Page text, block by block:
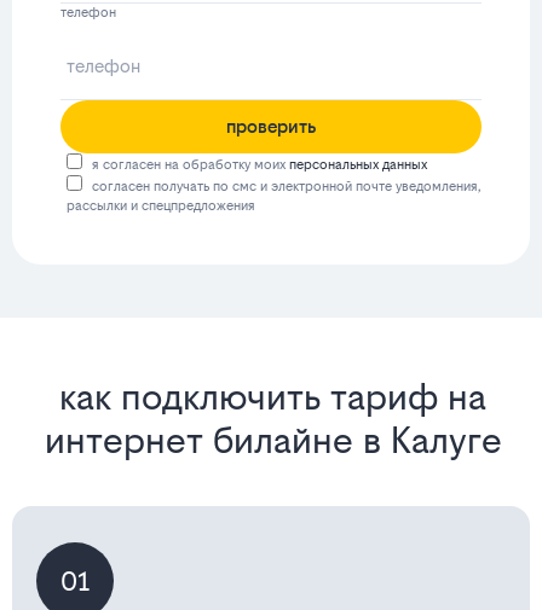
телефон
проверить
я согласен на обработку моих персональных данных
согласен получать по смс и электронной почте уведомления,
рассылки и спецпредложения
как подключить тариф на
интернет билайне в Калуге
01